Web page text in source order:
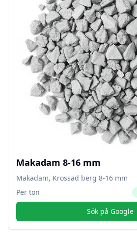
Makadam 8-16 mm
Makadam, Krossad berg 8-16 mm
Per ton
Sök på Google